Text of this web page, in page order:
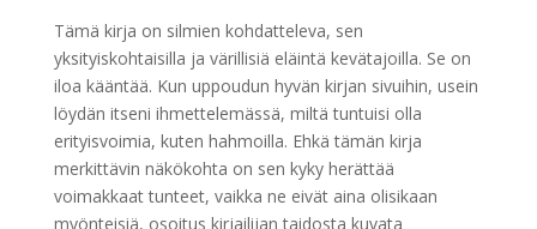
Tämä kirja on silmien kohdatteleva, sen
yksityiskohtaisilla ja värillisiä eläintä kevätajoilla. Se on
iloa kääntää. Kun uppoudun hyvän kirjan sivuihin, usein
löydän itseni ihmettelemässä, miltä tuntuisi olla
erityisvoimia, kuten hahmoilla. Ehkä tämän kirja
merkittävin näkökohta on sen kyky herättää
voimakkaat tunteet, vaikka ne eivät aina olisikaan
myönteisiä, osoitus kirjailijan taidosta kuvata